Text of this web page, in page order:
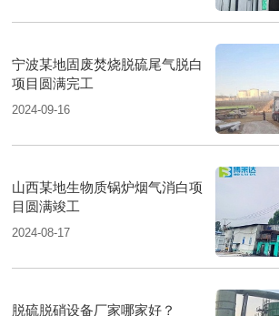
宁波某地固废焚烧脱硫尾气脱白
项目圆满完工
2024-09-16
山西某地生物质锅炉烟气消白项
目圆满竣工
2024-08-17
脱硫脱硝设备厂家哪家好？